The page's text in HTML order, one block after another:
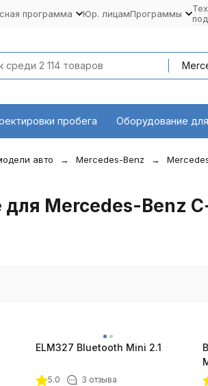
программа Юр. лицамПрограммы
пробега Оборудование
авто Mercedes-Benz
Mercedes-Benz
ELM327 Bluetooth Mini 2.1
5.0 3 отзыва